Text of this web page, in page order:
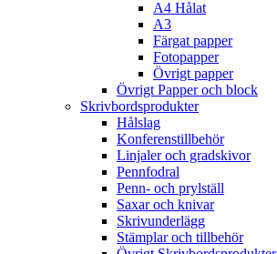
A4 Hålat
A3
Färgat papper
Fotopapper
Övrigt papper
Övrigt Papper och block
Skrivbordsprodukter
Hålslag
Konferenstillbehör
Linjaler och gradskivor
Pennfodral
Penn- och prylställ
Saxar och knivar
Skrivunderlägg
Stämplar och tillbehör